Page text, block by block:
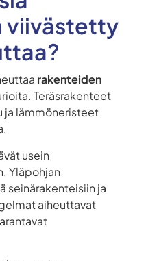
viivästetty
rakenteiden
Teräsrakenteet
ja lämmöneristeet
usein
Yläpohjan
seinärakenteisiin ja
aiheuttavat